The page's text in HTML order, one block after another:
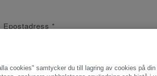
Epostadress *
cookies" samtycker du till lagring av cookies på